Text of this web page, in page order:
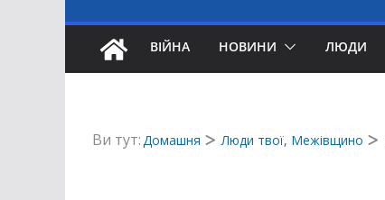
ВІЙНА НОВИНИ ЛЮДИ
Ви тут:Домашня Люди твої, Межівщино